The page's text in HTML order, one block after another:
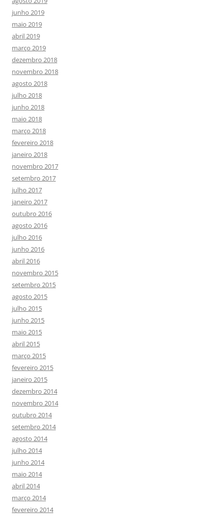
junho 2019
maio 2019
abril 2019
março 2019
dezembro 2018
novembro 2018
agosto 2018
julho 2018
junho 2018
maio 2018
março 2018
fevereiro 2018
janeiro 2018
novembro 2017
setembro 2017
julho 2017
janeiro 2017
outubro 2016
agosto 2016
julho 2016
junho 2016
abril 2016
novembro 2015
setembro 2015
agosto 2015
julho 2015
junho 2015
maio 2015
abril 2015
março 2015
fevereiro 2015
janeiro 2015
dezembro 2014
novembro 2014
outubro 2014
setembro 2014
agosto 2014
julho 2014
junho 2014
maio 2014
abril 2014
março 2014
fevereiro 2014